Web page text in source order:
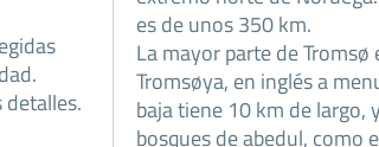
es de unos 350 km.
La mayor parte de
Tromsøya, en inglés a
baja tiene 10 km de
bosques de abedul, como